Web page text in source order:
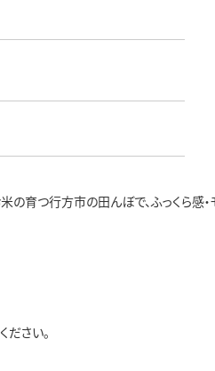
育つ行方市の田んぼで、ふっくら感・
さい。